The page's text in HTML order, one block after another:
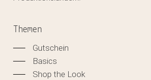
Themen
Gutschein
Basics
Shop the Look